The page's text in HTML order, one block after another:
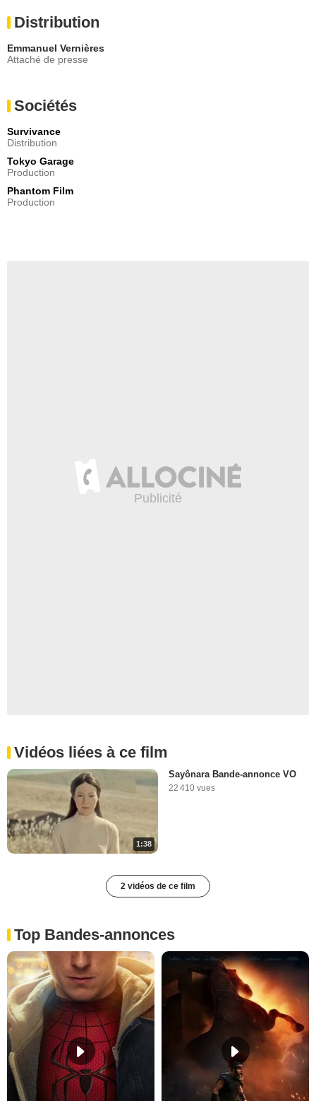
Distribution
Emmanuel Vernières
Attaché de presse
Sociétés
Survivance
Distribution
Tokyo Garage
Production
Phantom Film
Production
Vidéos liées à ce film
1:38
Sayônara Bande-annonce VO
22 410 vues
2 vidéos de ce film
Top Bandes-annonces